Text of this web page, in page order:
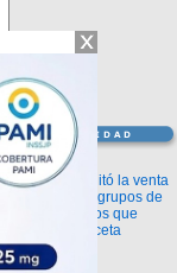
Información
ANMAT habilitó la venta
libre de diez grupos de
medicamentos que
requerían receta
Novedades